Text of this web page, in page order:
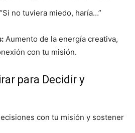
no tuviera miedo, haría…”
Aumento de la energía creativa,
con tu misión.
para Decidir y
con tu misión y sostener